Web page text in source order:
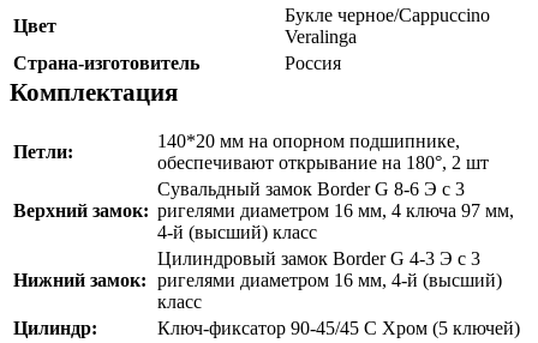
Цвет
Букле черное/Cappuccino
Veralinga
Страна-изготовитель
Россия
Комплектация
Петли:
140*20 мм на опорном подшипнике,
обеспечивают открывание на 180°, 2 шт
Верхний замок:
Сувальдный замок Border G 8-6 Э с 3
ригелями диаметром 16 мм, 4 ключа 97 мм,
4-й (высший) класс
Нижний замок:
Цилиндровый замок Border G 4-3 Э с 3
ригелями диаметром 16 мм, 4-й (высший)
класс
Цилиндр:
Ключ-фиксатор 90-45/45 C Хром (5 ключей)